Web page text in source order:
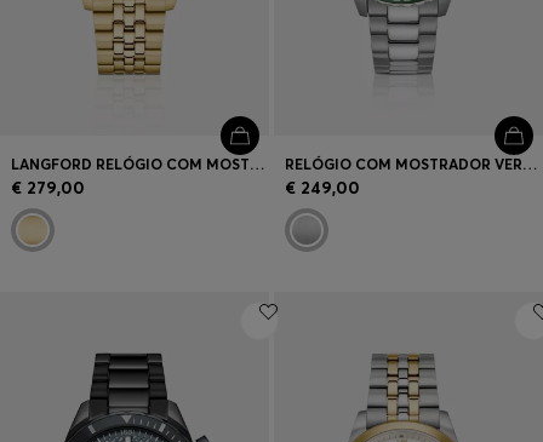
LANGFORD RELÓGIO COM MOSTRADOR PRETO E BRACELETE DE CINCO ELOS
€ 279,00
RELÓGIO COM MOSTRADOR VERDE E BRACELETE DE AÇO
€ 249,00